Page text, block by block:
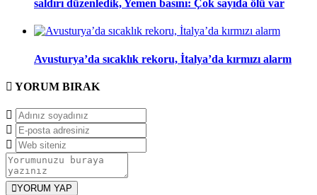
saldırı düzenledik, Yemen basını: Çok sayıda ölü var
Avusturya’da sıcaklık rekoru, İtalya’da kırmızı alarm
YORUM BIRAK
YORUM YAP